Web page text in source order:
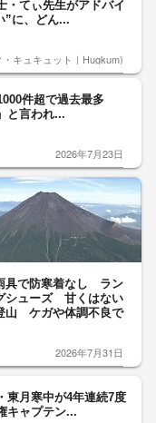
・てぃ先生がアドバイ
”に、どん...
キュキュット｜Hugkum)
件超で過去最多
と言われ...
2026年7月23日
具で防寒着なし ラン
シューズ 甘くはない
山 ケガや体調不良で
2026年7月31日
東月寒中が4年連続7度
キャプテン...